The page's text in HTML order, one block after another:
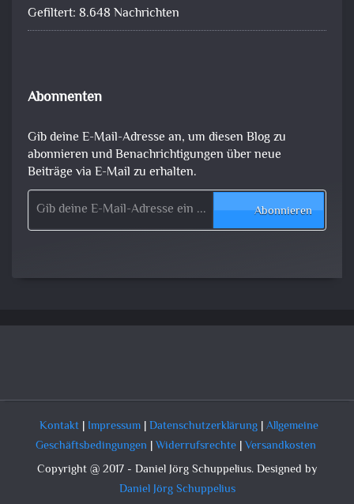
Gefiltert: 8.648 Nachrichten
Abonnenten
Gib deine E-Mail-Adresse an, um diesen Blog zu
abonnieren und Benachrichtigungen über neue
Beiträge via E-Mail zu erhalten.
Gib deine E-Mail-Adresse ein ...
Abonnieren
Kontakt| Impressum|Datenschutzerklärung|Allgemeine
Geschäftsbedingungen |Widerrufsrechte|Versandkosten
Copyright @ 2017 - Daniel Jörg Schuppelius. Designed by
Daniel Jörg Schuppelius